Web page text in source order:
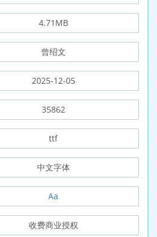
4.71MB
曾绍文
2025-12-05
35862
ttf
中文字体
Aa
收费商业授权